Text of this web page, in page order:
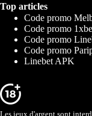
Top articles
Code promo
Code promo
Code promo
Code promo
Linebet APK
Les jeux d'argent sont